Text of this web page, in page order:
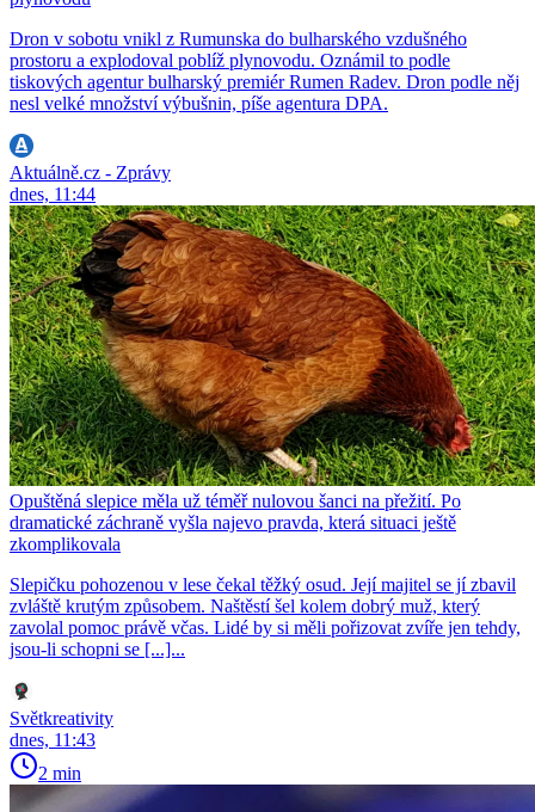
Dron v sobotu vnikl z Rumunska do bulharského vzdušného
prostoru a explodoval poblíž plynovodu. Oznámil to podle
tiskových agentur bulharský premiér Rumen Radev. Dron podle něj
nesl velké množství výbušnin, píše agentura DPA.
Aktuálně.cz - Zprávy
dnes, 11:44
Opuštěná slepice měla už téměř nulovou šanci na přežití. Po
dramatické záchraně vyšla najevo pravda, která situaci ještě
zkomplikovala
Slepičku pohozenou v lese čekal těžký osud. Její majitel se jí zbavil
zvláště krutým způsobem. Naštěstí šel kolem dobrý muž, který
zavolal pomoc právě včas. Lidé by si měli pořizovat zvíře jen tehdy,
jsou-li schopni se [...]...
Světkreativity
dnes, 11:43
2 min